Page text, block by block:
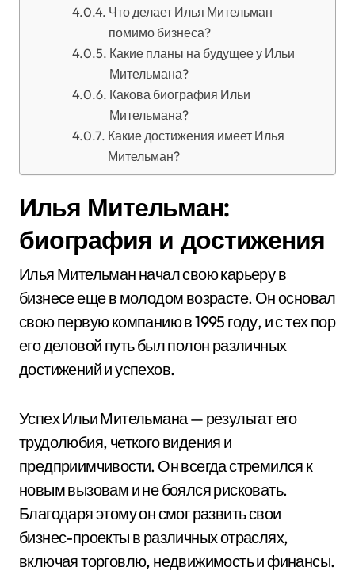
Что делает Илья Мительман
помимо бизнеса?
Какие планы на будущее у Ильи
Мительмана?
Какова биография Ильи
Мительмана?
Какие достижения имеет Илья
Мительман?
Илья Мительман:
биография и достижения
Илья Мительман начал свою карьеру в
бизнесе еще в молодом возрасте. Он основал
свою первую компанию в 1995 году, и с тех пор
его деловой путь был полон различных
достижений и успехов.
Успех Ильи Мительмана — результат его
трудолюбия, четкого видения и
предприимчивости. Он всегда стремился к
новым вызовам и не боялся рисковать.
Благодаря этому он смог развить свои
бизнес-проекты в различных отраслях,
включая торговлю, недвижимость и финансы.